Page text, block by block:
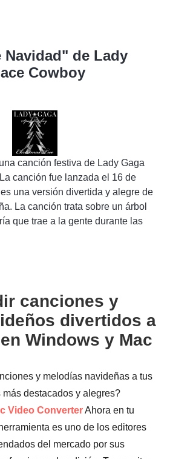
Navidad" de Lady
Cowboy
canción festiva de Lady Gaga
canción fue lanzada el 16 de
una versión divertida y alegre de
La canción trata sobre un árbol
que trae a la gente durante las
canciones y
divertidos a
Windows y Mac
y melodías navideñas a tus
destacados y alegres?
Video ConverterAhora en tu
es uno de los editores
del mercado por sus